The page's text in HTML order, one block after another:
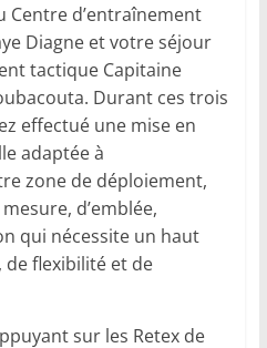
d’entraînement
Diagne et votre séjour
tactique Capitaine
Durant ces trois
effectué une mise en
adaptée à
zone de déploiement,
d’emblée,
qui nécessite un haut
flexibilité et de
sur les Retex de